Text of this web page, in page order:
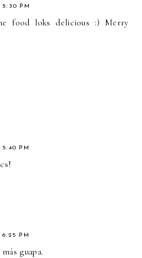
5:30 PM
food loks delicious :) Merry
5:40 PM
6:25 PM
guapa.